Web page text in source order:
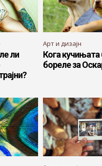
ли
Арт и дизајн
Кога кучињата
бореле за